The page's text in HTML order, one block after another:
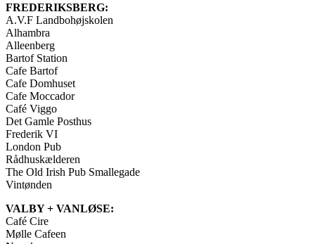
FREDERIKSBERG:
A.V.F Landbohøjskolen
Alhambra
Alleenberg
Bartof Station
Cafe Bartof
Cafe Domhuset
Cafe Moccador
Café Viggo
Det Gamle Posthus
Frederik VI
London Pub
Rådhuskælderen
The Old Irish Pub Smallegade
Vintønden
VALBY + VANLØSE:
Café Cire
Mølle Cafeen